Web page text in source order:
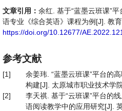
文章引用： 余红. 基于“蓝墨云班课”
语专业《综合英语》课程为例[J]. 教
https://doi.org/10.12677/
参考文献
[1]
余姜玮. “蓝墨云班课”平台的
构建[J]. 太原城市职业技术学
[2]
李天祺. 基于“云班课”平台的
语阅读教学中的应用研究[J].